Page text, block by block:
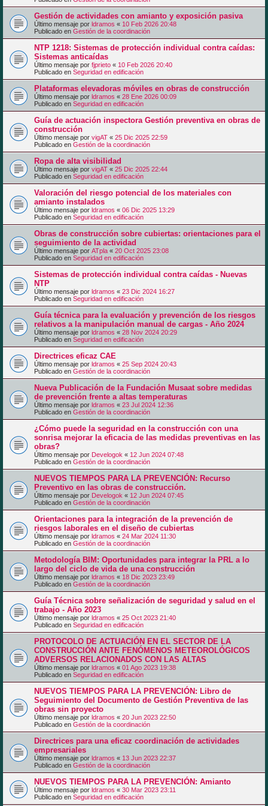
Gestión de actividades con amianto y exposición pasiva
Último mensaje por ldramos « 10 Feb 2026 20:48
Publicado en Gestión de la coordinación
NTP 1218: Sistemas de protección individual contra caídas:
Sistemas anticaídas
Último mensaje por fjprieto « 10 Feb 2026 20:40
Publicado en Seguridad en edificación
Plataformas elevadoras móviles en obras de construcción
Último mensaje por ldramos « 28 Ene 2026 00:09
Publicado en Seguridad en edificación
Guía de actuación inspectora Gestión preventiva en obras de
construcción
Último mensaje por vigAT « 25 Dic 2025 22:59
Publicado en Gestión de la coordinación
Ropa de alta visibilidad
Último mensaje por vigAT « 25 Dic 2025 22:44
Publicado en Seguridad en edificación
Valoración del riesgo potencial de los materiales con
amianto instalados
Último mensaje por ldramos « 06 Dic 2025 13:29
Publicado en Seguridad en edificación
Obras de construcción sobre cubiertas: orientaciones para el
seguimiento de la actividad
Último mensaje por ATpla « 20 Oct 2025 23:08
Publicado en Seguridad en edificación
Sistemas de protección individual contra caídas - Nuevas
NTP
Último mensaje por ldramos « 23 Dic 2024 16:27
Publicado en Seguridad en edificación
Guía técnica para la evaluación y prevención de los riesgos
relativos a la manipulación manual de cargas - Año 2024
Último mensaje por ldramos « 28 Nov 2024 20:29
Publicado en Seguridad en edificación
Directrices eficaz CAE
Último mensaje por ldramos « 25 Sep 2024 20:43
Publicado en Gestión de la coordinación
Nueva Publicación de la Fundación Musaat sobre medidas
de prevención frente a altas temperaturas
Último mensaje por ldramos « 23 Jul 2024 12:36
Publicado en Gestión de la coordinación
¿Cómo puede la seguridad en la construcción con una
sonrisa mejorar la eficacia de las medidas preventivas en las
obras?
Último mensaje por Develogok « 12 Jun 2024 07:48
Publicado en Gestión de la coordinación
NUEVOS TIEMPOS PARA LA PREVENCIÓN: Recurso
Preventivo en las obras de construcción.
Último mensaje por Develogok « 12 Jun 2024 07:45
Publicado en Gestión de la coordinación
Orientaciones para la integración de la prevención de
riesgos laborales en el diseño de cubiertas
Último mensaje por ldramos « 24 Mar 2024 11:30
Publicado en Gestión de la coordinación
Metodología BIM: Oportunidades para integrar la PRL a lo
largo del ciclo de vida de una construcción
Último mensaje por ldramos « 18 Dic 2023 23:49
Publicado en Gestión de la coordinación
Guía Técnica sobre señalización de seguridad y salud en el
trabajo - Año 2023
Último mensaje por ldramos « 25 Oct 2023 21:40
Publicado en Seguridad en edificación
PROTOCOLO DE ACTUACIÓN EN EL SECTOR DE LA
CONSTRUCCIÓN ANTE FENÓMENOS METEOROLÓGICOS
ADVERSOS RELACIONADOS CON LAS ALTAS
Último mensaje por ldramos « 01 Ago 2023 19:38
Publicado en Seguridad en edificación
NUEVOS TIEMPOS PARA LA PREVENCIÓN: Libro de
Seguimiento del Documento de Gestión Preventiva de las
obras sin proyecto
Último mensaje por ldramos « 20 Jun 2023 22:50
Publicado en Gestión de la coordinación
Directrices para una eficaz coordinación de actividades
empresariales
Último mensaje por ldramos « 13 Jun 2023 22:37
Publicado en Gestión de la coordinación
NUEVOS TIEMPOS PARA LA PREVENCIÓN: Amianto
Último mensaje por ldramos « 30 Mar 2023 23:11
Publicado en Seguridad en edificación